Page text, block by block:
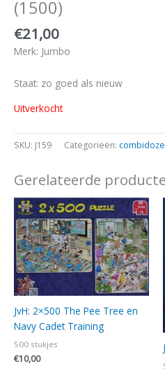
(1500)
€21,00
Merk: Jumbo
Staat: zo goed als nieuw
Uitverkocht
SKU: J159 Categorieën:
Gerelateerde
JvH: 2×500 The Pee Tree en
Navy Cadet Training
500 stukjes
€10,00